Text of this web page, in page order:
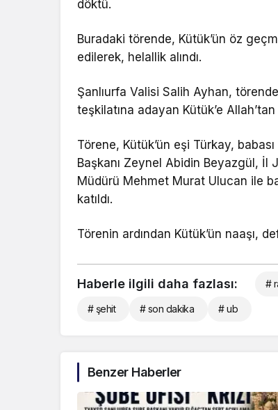
döktü.
Buradaki törende, Kütük’ün öz
edilerek, helallik alındı.
Şanlıurfa Valisi Salih Ayhan,
teşkilatına adayan Kütük’e
Törene, Kütük’ün eşi Türkay,
Başkanı Zeynel Abidin Beyazgül, İl
Müdürü Mehmet Murat Ulucan ile
katıldı.
Törenin ardından Kütük’ün naaşı,
Haberle ilgili daha fazlası: #
# şehit # son dakika # ub
Benzer Haberler